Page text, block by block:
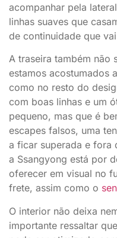
acompanhar pela
linhas suaves que
de continuidade que
A traseira também não
estamos acostumados
como no resto do
com boas linhas e um
pequeno, mas que é
escapes falsos, uma
a ficar superada e fora
a Ssangyong está por
oferecer em visual no
frete, assim como o
O interior não deixa
importante ressaltar